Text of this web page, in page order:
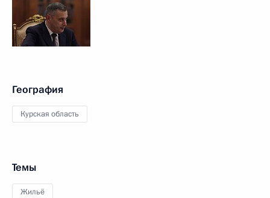
География
Курская область
Темы
Жильё